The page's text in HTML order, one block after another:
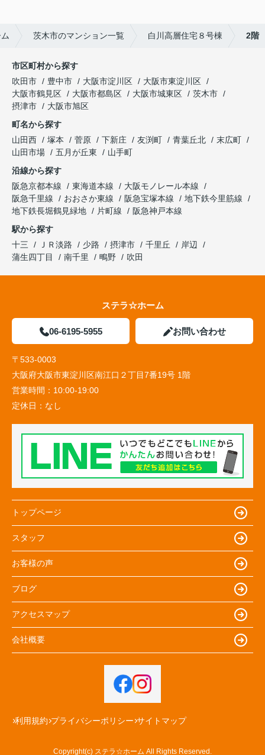
茨木市のマンション一覧 白川高層住宅８号棟 2階
市区町村から探す
吹田市
豊中市 大阪市淀川区
大阪市東淀川区
大阪市鶴見区
大阪市都島区 大阪市城東区
茨木市
摂津市
大阪市旭区
町名から探す
山田西
塚本 菅原 下新庄 友渕町 青葉丘北
末広町
山田市場
五月が丘東
山手町
沿線から探す
阪急京都本線
東海道本線
大阪モノレール本線
阪急千里線
おおさか東線 阪急宝塚本線
地下鉄今里筋線
地下鉄長堀鶴見緑地
片町線
阪急神戸本線
駅から探す
十三
ＪＲ淡路 少路 摂津市 千里丘
岸辺
蒲生四丁目
南千里 鴫野 吹田
ステラ☆ホーム
06-6195-5955 お問い合わせ
〒533-0003
大阪府大阪市東淀川区南江口２丁目7番19号 1階
営業時間： 10:00-19:00
定休日： なし
トップページ
スタッフ
お客様の声
ブログ
アクセスマップ
会社概要
利用規約 プライバシーポリシー サイトマップ
Copyright(c) ステラ☆ホーム All Rights Reserved.